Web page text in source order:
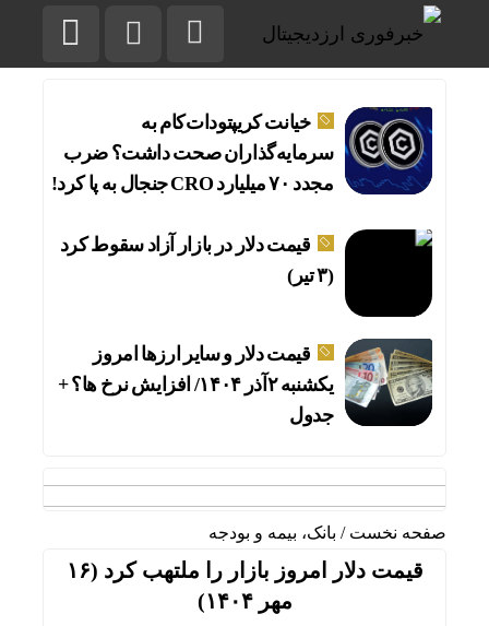
خیانت کریپتو‌دات‌کام به
سرمایه‌گذاران صحت داشت؟ ضرب
مجدد ۷۰ میلیارد CRO جنجال به پا کرد!
قیمت دلار در بازار آزاد سقوط کرد
(۳ تیر)
قیمت دلار و سایر ارزها امروز
یکشنبه ۲آذر ۱۴۰۴/ افزایش نرخ ها؟ +
جدول
صفحه نخست / بانک، بیمه و بودجه
قیمت دلار امروز بازار را ملتهب کرد (۱۶
مهر ۱۴۰۴)